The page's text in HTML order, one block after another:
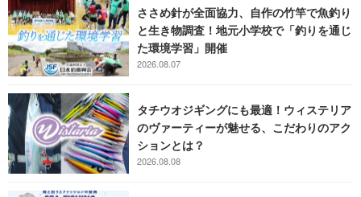
ささめ針が全面協力、自作の竹竿で魚釣り
と生き物調査！地元小学校で「釣りを通じ
た環境学習」開催
2026.08.07
タチウオジギングにも最適！ウィステリア
のヴァーティーが魅せる、こだわりのアク
ションとは？
2026.08.08